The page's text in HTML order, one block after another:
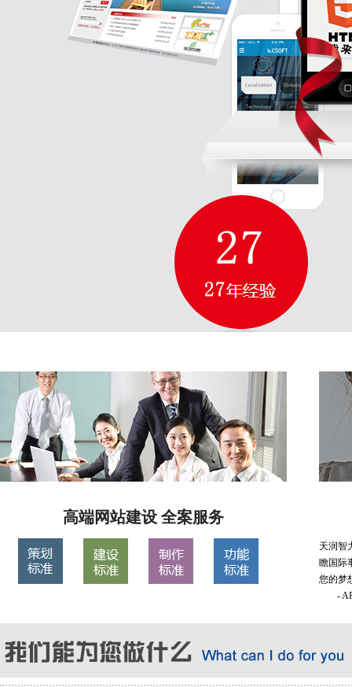
高端网站建设 全案服务
天润智
瞻国际
您的梦
-